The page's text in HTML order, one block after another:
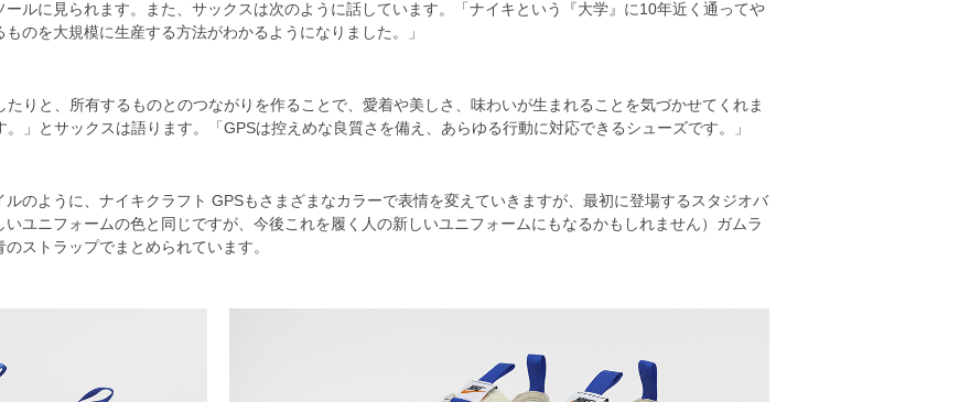
ルに見られます。また、サックスは次のように話しています。「ナイキという『大学』に10年近く通ってや
のを大規模に生産する方法がわかるようになりました。」
りと、所有するものとのつながりを作ることで、愛着や美しさ、味わいが生まれることを気づかせてくれま
」とサックスは語ります。「GPSは控えめな良質さを備え、あらゆる行動に対応できるシューズです。」
のように、ナイキクラフト GPSもさまざまなカラーで表情を変えていきますが、最初に登場するスタジオバ
ユニフォームの色と同じですが、今後これを履く人の新しいユニフォームにもなるかもしれません）ガムラ
ストラップでまとめられています。